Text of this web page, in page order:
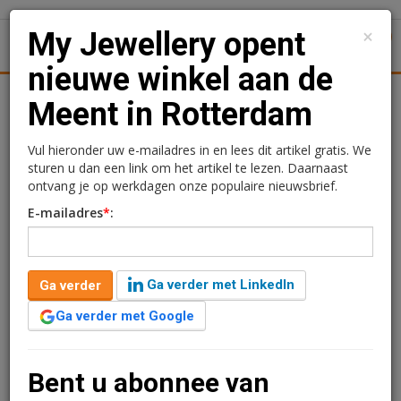
Juridisch | Fiscaal
My Jewellery opent
nieuwe winkel aan de
Meent in Rotterdam
redactie
26 februari 2026 om 14:25
1 minuut leestijd
Aan de Meent 92 te Rotterdam opent binnenkort My
Verder lezen?
×
My Jewellery opent
nieuwe winkel aan de
Meent in Rotterdam
Vul hieronder uw e-mailadres in en lees dit artikel gratis. We
sturen u dan een link om het artikel te lezen. Daarnaast
ontvang je op werkdagen onze populaire nieuwsbrief.
E-mailadres*:
Ga verder
Ga verder met LinkedIn
Ga verder met Google
Bent u abonnee van